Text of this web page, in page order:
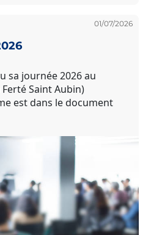
01/07/2026
sa journée 2026 au
Saint Aubin)
est dans le document